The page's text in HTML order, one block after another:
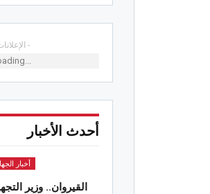
- الإعلانات -
أحدث الأخبار
أخبار
القيروان.. وزير
وزير التّجهيز والإسكان يُعطي إشارة